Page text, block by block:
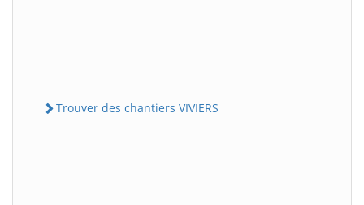
Trouver des chantiers VIVIERS